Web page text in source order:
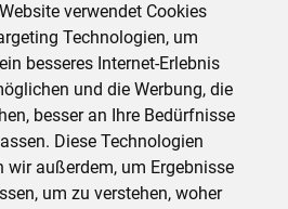
verwendet Cookies
Technologien, um
besseres Internet-Erlebnis
und die Werbung, die
besser an Ihre Bedürfnisse
Diese Technologien
wir außerdem, um Ergebnisse
um zu verstehen, woher
St. Sebastian Thurn